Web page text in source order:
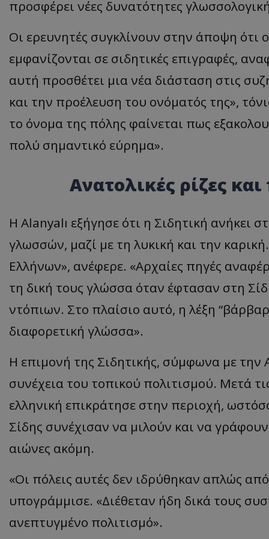
προσφέρει νέες δυνατότητες
Οι ερευνητές συγκλίνουν στην άποψη ότι
εμφανίζονται σε σιδητικές επιγραφές,
αυτή προσθέτει μια νέα διάσταση στις
και την προέλευση του ονόματός της»,
το όνομα της πόλης φαίνεται πως
πολύ σημαντικό εύρημα».
Ανατολικές ρίζες
Η Alanyalı εξήγησε ότι η Σιδητική ανήκει
γλωσσών, μαζί με τη λυκική και την
Ελλήνων», ανέφερε. «Αρχαίες πηγές
τη δική τους γλώσσα όταν έφτασαν στη
ντόπιων. Στο πλαίσιο αυτό, η λέξη
διαφορετική γλώσσα».
Η επιμονή της Σιδητικής, σύμφωνα με την
συνέχεια του τοπικού πολιτισμού. Μετά
ελληνική επικράτησε στην περιοχή,
Σίδης συνέχισαν να μιλούν και να
αιώνες ακόμη.
«Οι πόλεις αυτές δεν ιδρύθηκαν απλώς
υπογράμμισε. «Διέθεταν ήδη δικά τους
ανεπτυγμένο πολιτισμό».
ASP.NET_SessionId
__cf_bm
msToken